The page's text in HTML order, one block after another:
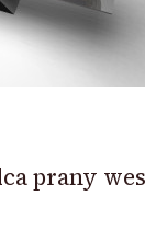
prany